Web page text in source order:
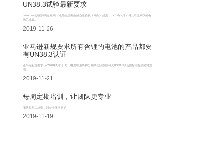
UN38.3试验最新要求
2019-2020版国际民航组织《危险物品安全航空运输技术细则》规定， 2003年6月30日以后生产的锂电
池芯或锂..
2019-11-26
亚马逊新规要求所有含锂的电池的产品都要
有UN38.3认证
亚马逊新规要求 从2020年1月1日起，电池制造商和分销商必须按照称为UN38.3联合国标准提供锂电池
测..
2019-11-21
每周定期培训，让团队更专业
团队每周二培训，以专业服务客户
2019-11-19